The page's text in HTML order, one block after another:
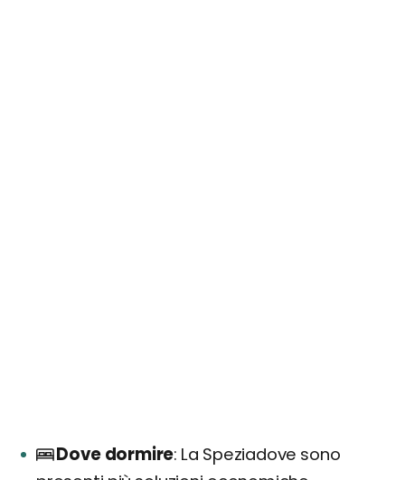
Dove dormire La Speziadove sono